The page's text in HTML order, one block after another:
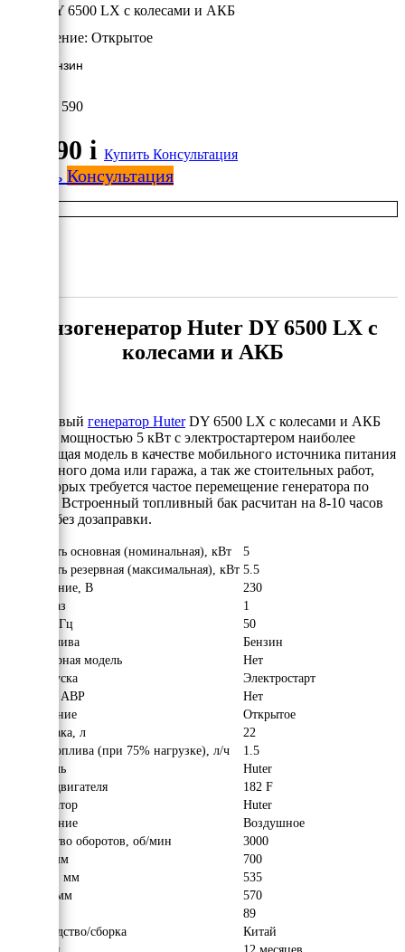
Huter DY 6500 LX с колесами и АКБ
Исполнение: Открытое
5 кВт/Бензин
57 590
57 590 i Купить Консультация
Купить Консультация
Бензогенератор Huter DY 6500 LX с
колесами и АКБ
Бензиновый генератор HuterDY 6500 LX с колесами и АКБ
рабочей мощностью 5 кВт с электростартером наиболее
подходящая модель в качестве мобильного источника питания
для частного дома или гаража, а так же стоительных работ,
при которых требуется частое перемещение генератора по
объекту. Встроенный топливный бак расчитан на 8-10 часов
работы без дозаправки.
Мощность основная (номинальная), кВт
5
Мощность резервная (максимальная), кВт 5.5
Напряжение, В
230
Число фаз
1
Частота, Гц
50
Вид топлива
Бензин
Инверторная модель
Нет
Тип запуска
Электростарт
Наличие АВР
Нет
Исполнение
Открытое
Объём бака, л
22
Расход топлива (при 75% нагрузке), л/ч
1.5
Двигатель
Huter
Модель двигателя
182 F
Альтернатор
Huter
Охлаждение
Воздушное
Количество оборотов, об/мин
3000
Длина, мм
700
Ширина, мм
535
Высота, мм
570
89
Производство/сборка
Китай